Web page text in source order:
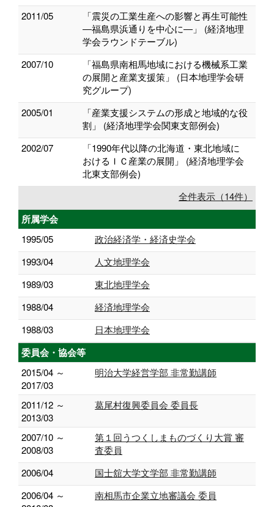
2011/05
「震災の工業生産への影響と再生可能性
―福島県浜通りを中心に―」 (経済地理
学会ラウンドテーブル)
2007/10
「福島県南相馬地域における機械系工業
の展開と産業支援策」 (日本地理学会研
究グループ)
2005/01
「産業支援システムの形成と地域的な役
割」 (経済地理学会関東支部例会)
2002/07
「1990年代以降の北海道・東北地域に
おけるＩＣ産業の展開」 (経済地理学会
北東支部例会)
全件表示（14件）
所属学会
1995/05
政治経済学・経済史学会
1993/04
人文地理学会
1989/03
東北地理学会
1988/04
経済地理学会
1988/03
日本地理学会
委員会・協会等
2015/04 ～
2017/03
明治大学経営学部 非常勤講師
2011/12 ～
2013/03
葛尾村復興委員会 委員長
2007/10 ～
2008/03
第１回うつくしまものづくり大賞 審
査委員
2006/04
国士舘大学文学部 非常勤講師
2006/04 ～
南相馬市企業立地審議会 委員